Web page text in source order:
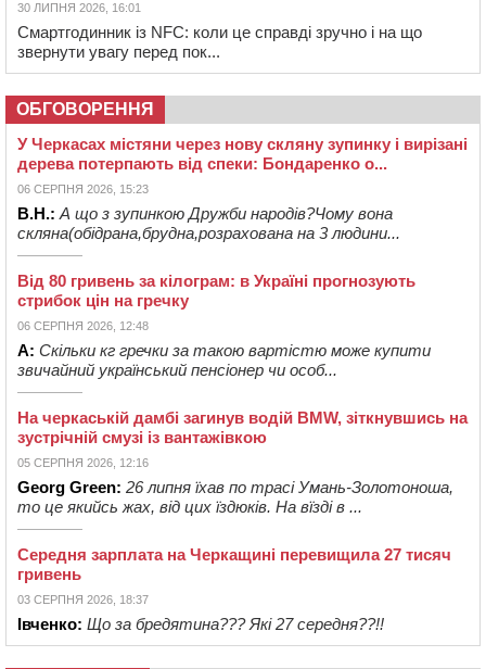
30 ЛИПНЯ 2026, 16:01
Смартгодинник із NFC: коли це справді зручно і на що
звернути увагу перед пок...
ОБГОВОРЕННЯ
У Черкасах містяни через нову скляну зупинку і вирізані
дерева потерпають від спеки: Бондаренко о...
06 СЕРПНЯ 2026, 15:23
В.Н.: А що з зупинкою Дружби народів?Чому вона
скляна(обідрана,брудна,розрахована на 3 людини...
Від 80 гривень за кілограм: в Україні прогнозують
стрибок цін на гречку
06 СЕРПНЯ 2026, 12:48
А: Скільки кг гречки за такою вартістю може купити
звичайний український пенсіонер чи особ...
На черкаській дамбі загинув водій BMW, зіткнувшись на
зустрічній смузі із вантажівкою
05 СЕРПНЯ 2026, 12:16
Georg Green: 26 липня їхав по трасі Умань-Золотоноша,
то це якийсь жах, від цих їздюків. На вїзді в ...
Середня зарплата на Черкащині перевищила 27 тисяч
гривень
03 СЕРПНЯ 2026, 18:37
Івченко: Що за бредятина??? Які 27 середня??!!